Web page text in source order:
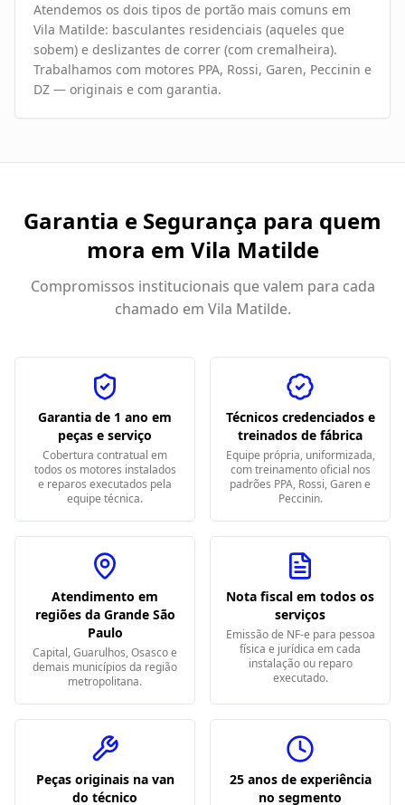
Atendemos os dois tipos de portão mais comuns em
Vila Matilde: basculantes residenciais (aqueles que
sobem) e deslizantes de correr (com cremalheira).
Trabalhamos com motores PPA, Rossi, Garen, Peccinin e
DZ — originais e com garantia.
Garantia e Segurança para quem
mora em Vila Matilde
Compromissos institucionais que valem para cada
chamado em Vila Matilde.
Garantia de 1 ano em
peças e serviço
Cobertura contratual em
todos os motores instalados
e reparos executados pela
equipe técnica.
Técnicos credenciados e
treinados de fábrica
Equipe própria, uniformizada,
com treinamento oficial nos
padrões PPA, Rossi, Garen e
Peccinin.
Atendimento em
regiões da Grande São
Paulo
Capital, Guarulhos, Osasco e
demais municípios da região
metropolitana.
Nota fiscal em todos os
serviços
Emissão de NF-e para pessoa
física e jurídica em cada
instalação ou reparo
executado.
Peças originais na van
do técnico
25 anos de experiência
no segmento